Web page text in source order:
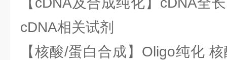
cDNA相关试剂
【核酸/蛋白合成】Oligo纯化